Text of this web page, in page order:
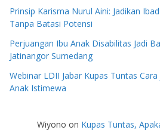
Prinsip Karisma Nurul Aini: Jadikan
Tanpa Batasi Potensi
Perjuangan Ibu Anak Disabilitas Jadi
Jatinangor Sumedang
Webinar LDII Jabar Kupas Tuntas
Anak Istimewa
Wiyono on Kupas Tuntas,